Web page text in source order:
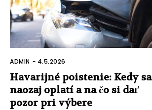
ADMIN - 4.5.2026
Havarijné poistenie: Kedy sa
naozaj oplatí a na čo si dať
pozor pri výbere